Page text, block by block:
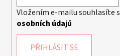
Vložením e-mailu souhlasíte s
osobních údajů
PŘIHLÁSIT SE